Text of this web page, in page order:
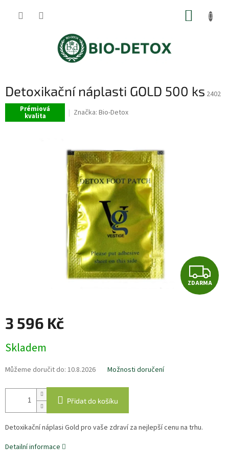
Detoxikační náplasti GOLD 500 ks 2402
Prémiová
kvalita Značka: Bio-Detox
Z
D
ZDARMA
3 596 Kč
cena:
Skladem
Můžeme doručit do: 10.8.2026 Možnosti doručení
Přidat do košíku
Detoxikační náplasi Gold pro vaše zdraví za nejlepší cenu na trhu.
Detailní informace